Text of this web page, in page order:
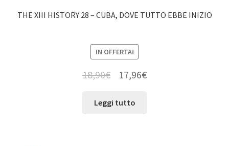
THE XIII HISTORY 28 – CUBA, DOVE TUTTO EBBE INIZIO
IN OFFERTA!
18,90€ 17,96€
Leggi tutto